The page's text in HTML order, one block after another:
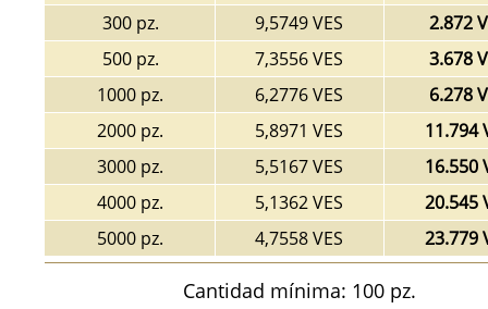
300 pz.
9,5749 VES
2.872
500 pz.
7,3556 VES
3.678
1000 pz.
6,2776 VES
6.278
2000 pz.
5,8971 VES
11.794
3000 pz.
5,5167 VES
16.550
4000 pz.
5,1362 VES
20.545
5000 pz.
4,7558 VES 23.779
Cantidad mínima: 100 pz.